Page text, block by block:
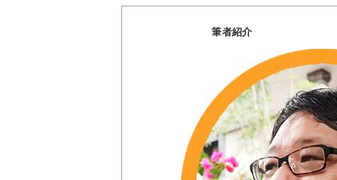
筆者紹介